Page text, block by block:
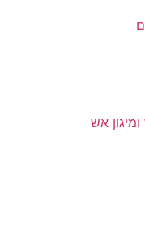
ומיגון אש